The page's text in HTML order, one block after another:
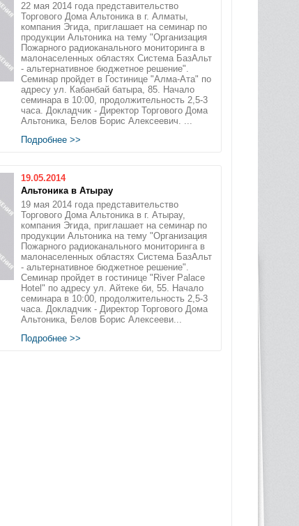
22 мая 2014 года представительство
Торгового Дома Альтоника в г. Алматы,
компания Эгида, приглашает на семинар по
продукции Альтоника на тему "Организация
Пожарного радиоканального мониторинга в
малонаселенных областях Система БазАльт
- альтернативное бюджетное решение".
Семинар пройдет в Гостинице "Алма-Ата" по
адресу ул. Кабанбай батыра, 85. Начало
семинара в 10:00, продолжительность 2,5-3
часа. Докладчик - Директор Торгового Дома
Альтоника, Белов Борис Алексеевич. ...
Подробнее >>
19.05.2014
Альтоника в Атырау
19 мая 2014 года представительство
Торгового Дома Альтоника в г. Атырау,
компания Эгида, приглашает на семинар по
продукции Альтоника на тему "Организация
Пожарного радиоканального мониторинга в
малонаселенных областях Система БазАльт
- альтернативное бюджетное решение".
Семинар пройдет в гостинице "River Palace
Hotel" по адресу ул. Айтеке би, 55. Начало
семинара в 10:00, продолжительность 2,5-3
часа. Докладчик - Директор Торгового Дома
Альтоника, Белов Борис Алексееви...
Подробнее >>